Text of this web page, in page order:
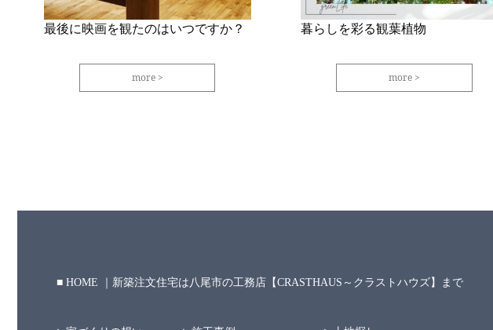
最後に映画を観たのはいつですか？
more
暮らしを彩る観葉植物
more
HOME ｜新築注文住宅は八尾市の工務店【CRASTHAUS～クラストハウズ】まで